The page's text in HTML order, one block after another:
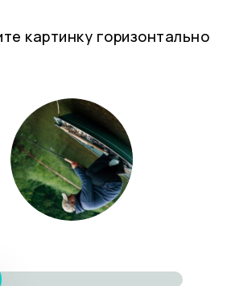
картинку горизонтально